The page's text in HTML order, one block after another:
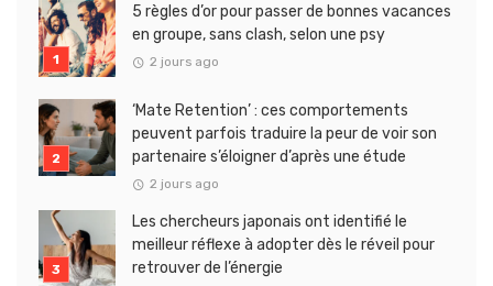
5 règles d’or pour passer de bonnes vacances
en groupe, sans clash, selon une psy
2 jours ago
‘Mate Retention’ : ces comportements
peuvent parfois traduire la peur de voir son
partenaire s’éloigner d’après une étude
2 jours ago
Les chercheurs japonais ont identifié le
meilleur réflexe à adopter dès le réveil pour
retrouver de l’énergie